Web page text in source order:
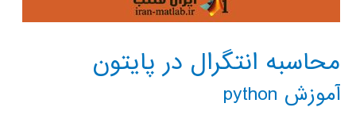
محاسبه انتگرال در پایتون
آموزش python